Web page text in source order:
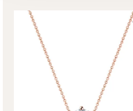
ALOve OC
U Dálnice 777, 664 42
tel.: +420604389337
dnes otvorené do